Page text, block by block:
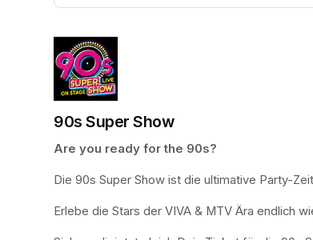
90s Super Show
Are you ready for the 90s?
Die 90s Super Show ist die ultimative Party-
Erlebe die Stars der VIVA & MTV Ära endlich